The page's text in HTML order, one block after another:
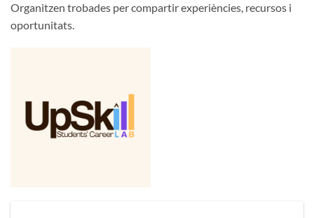
Organitzen trobades per compartir experiències, recursos i
oportunitats.